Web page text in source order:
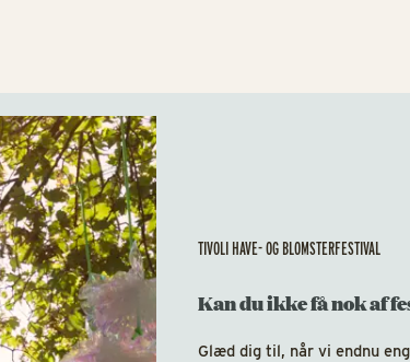
TIVOLI HAVE- OG BLOMSTERFESTIVAL
Kan du ikke få nok af
Glæd dig til, når vi endnu